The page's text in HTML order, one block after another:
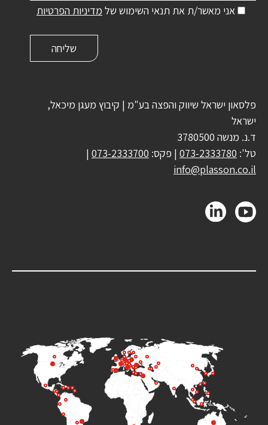
אני מאשר/ת את תנאי השימוש של מדיניות הפרטיות
פלסאון ישראל שיווק והפצה בע"מ | קיבוץ מעגן מיכאל,
ישראל
ד.נ. מנשה 3780500
טל': 073-2333780 | פקס: 073-2333700
|
info@plasson.co.il